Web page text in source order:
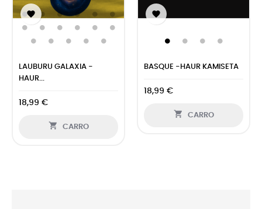

LAUBURU GALAXIA -
HAUR...
18,99 €
 CARRO

BASQUE -HAUR KAMISETA
18,99 €
 CARRO